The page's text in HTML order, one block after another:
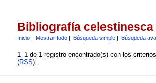
Bibliografía celestinesca
Inicio| Mostrar todo| Búsqueda simple| Búsqueda
1–1 de 1 registro encontrado(s) con los
(RSS):